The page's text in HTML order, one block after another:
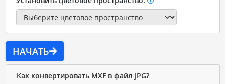
НАЧАТЬ
Как конвертировать MXF в файл JPG?